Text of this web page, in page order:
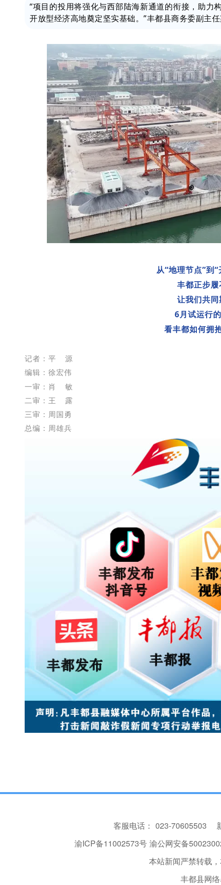
“项目的投用将强化与西部陆海新通道的衔接，助力
开放型经济高地奠定坚实基础。”丰都县商务委副主
从“地理节点”到
丰都正步履
让我们共同
6月试运行
看丰都如何拥
记者：平 源
编辑：徐宏伟
一审： 肖 敏
二审：王 露
三审：周国勇
总编：周雄兵
客服电话： 023-70605503
渝ICP备11002573号 渝公网安备
本站新闻严禁转载
丰都县网